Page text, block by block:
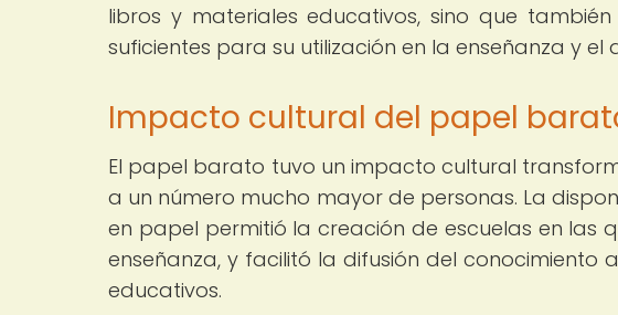
libros y materiales educativos, sino que
suficientes para su utilización en la enseñanza y
Impacto cultural del papel
El papel barato tuvo un impacto cultural
a un número mucho mayor de personas. La
en papel permitió la creación de escuelas en las
enseñanza, y facilitó la difusión del
educativos.